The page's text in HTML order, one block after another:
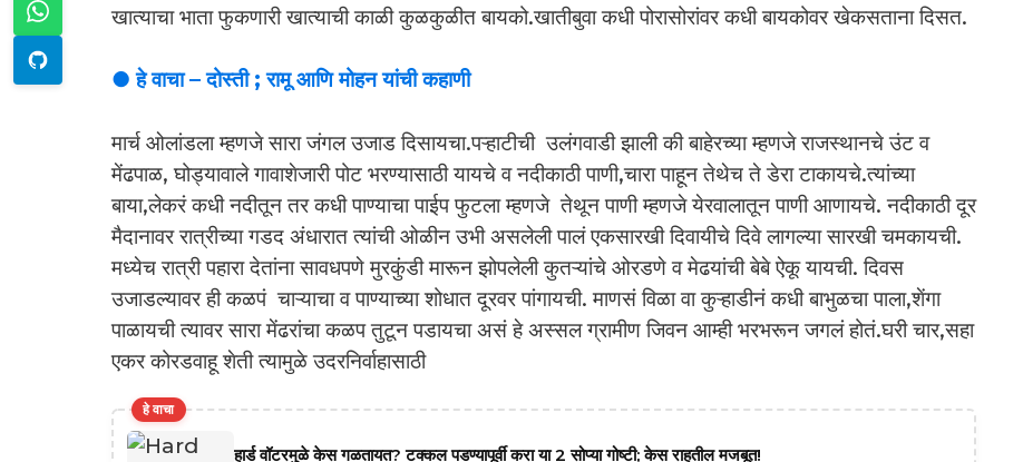
खात्याचा भाता फुकणारी खात्याची काळी कुळकुळीत बायको.खातीबुवा कधी पोरासोरांवर कधी बायकोवर खेकसताना दिसत.
● हे वाचा – दोस्ती ; रामू आणि मोहन यांची कहाणी
मार्च ओलांडला म्हणजे सारा जंगल उजाड दिसायचा.पऱ्हाटीची उलंगवाडी झाली की बाहेरच्या म्हणजे राजस्थानचे उंट व
मेंढपाळ, घोड्यावाले गावाशेजारी पोट भरण्यासाठी यायचे व नदीकाठी पाणी,चारा पाहून तेथेच ते डेरा टाकायचे.त्यांच्या
बाया,लेकरं कधी नदीतून तर कधी पाण्याचा पाईप फुटला म्हणजे तेथून पाणी म्हणजे येरवालातून पाणी आणायचे. नदीकाठी दूर
मैदानावर रात्रीच्या गडद अंधारात त्यांची ओळीन उभी असलेली पालं एकसारखी दिवायीचे दिवे लागल्या सारखी चमकायची.
मध्येच रात्री पहारा देतांना सावधपणे मुरकुंडी मारून झोपलेली कुतऱ्यांचे ओरडणे व मेढयांची बेबे ऐकू यायची. दिवस
उजाडल्यावर ही कळपं चाऱ्याचा व पाण्याच्या शोधात दूरवर पांगायची. माणसं विळा वा कुऱ्हाडीनं कधी बाभुळचा पाला,शेंगा
पाळायची त्यावर सारा मेंढरांचा कळप तुटून पडायचा असं हे अस्सल ग्रामीण जिवन आम्ही भरभरून जगलं होतं.घरी चार,सहा
एकर कोरडवाहू शेती त्यामुळे उदरनिर्वाहासाठी
हे वाचा
हार्ड वॉटरमुळे केस गळतायत? टक्कल पडण्यापूर्वी करा या 2 सोप्या गोष्टी; केस राहतील मजबूत!